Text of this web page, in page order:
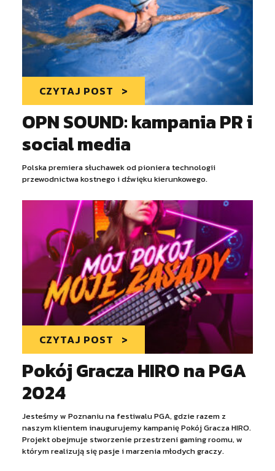
CZYTAJ POST
OPN SOUND: kampania PR i
social media
Polska premiera słuchawek od pioniera technologii
przewodnictwa kostnego i dźwięku kierunkowego.
CZYTAJ POST
Pokój Gracza HIRO na PGA
2024
Jesteśmy w Poznaniu na festiwalu PGA, gdzie razem z
naszym klientem inaugurujemy kampanię Pokój Gracza HIRO.
Projekt obejmuje stworzenie przestrzeni gaming roomu, w
którym realizują się pasje i marzenia młodych graczy.